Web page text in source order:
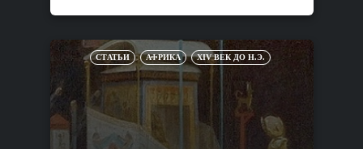
СТАТЬИ АФРИКА XIV ВЕК ДО Н.Э.